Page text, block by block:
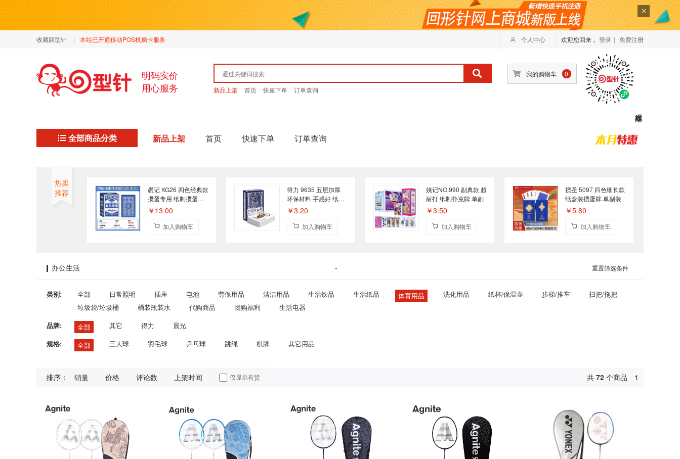
收藏回型针 | 本站已开通移动POS机刷卡服务 欢迎您回来， 登录 | 免费注册
个人中心
明码实价
用心服务
新品上架 首页 快速下单 订单查询
我的购物车 0
全部商品分类 新品上架 首页 快速下单 订单查询
热卖
推荐
愚记 KG26 四色经典款
掼蛋专用 纸制掼蛋扑
克 两副装
￥13.00
加入购物车
得力 9635 五层加厚
环保材料 手感好 纸制
扑克牌 蓝色
￥3.20
加入购物车
姚记NO.990 副典款 超
耐打 纸制扑克牌 单副
￥3.50
加入购物车
掼圣 5097 四色细长款
纸盒装掼蛋牌 单副装
￥5.80
加入购物车
办公生活 - 重置筛选条件
类别: 全部 日常照明 插座 电池 劳保用品 清洁用品 生活饮品 生活纸品 体育用品 洗化用品 纸杯/保温壶 步梯/推车
扫把/拖把
垃圾袋/垃圾桶
桶装瓶装水 代购商品 团购福利
生活电器
品牌:
全部 其它 得力
晨光
规格:
全部 三大球 羽毛球 乒乓球 跳绳 棋牌 其它用品
排序： 销量 价格 评论数 上架时间 仅显示有货 共 72 个商品 1